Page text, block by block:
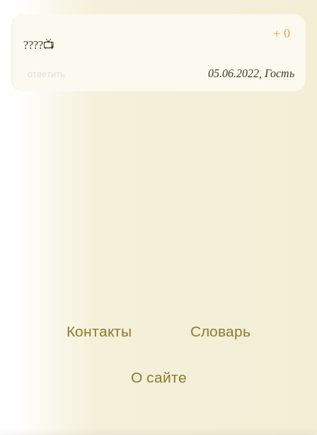
????📺
ответить 05.06.2022 Гость
Контакты Словарь
О сайте